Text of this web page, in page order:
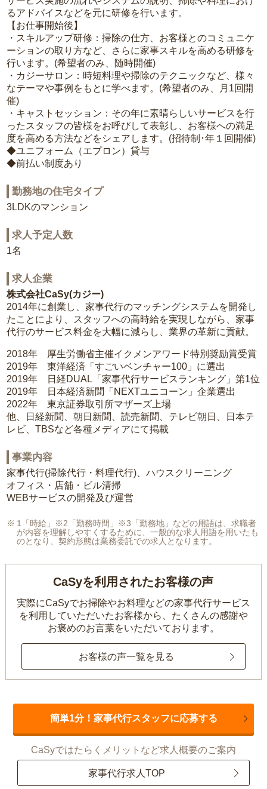
るアドバイスなどを元に研修を行います。
【お仕事開始後】
・スキルアップ研修：掃除の仕方、お客様とのコミュニケ
ーションの取り方など、さらに家事スキルを高める研修を
行います。(希望者のみ、随時開催)
・カジーサロン：時短料理や掃除のテクニックなど、様々
なテーマや事例をもとに学べます。(希望者のみ、月1回開
催)
・キャストセッション：その年に素晴らしいサービスを行
ったスタッフの皆様をお呼びして表彰し、お客様への満足
度を高める方法などをシェアします。(招待制･年１回開催)
◆ユニフォーム（エプロン）貸与
◆前払い制度あり
勤務地の住宅タイプ
3LDKのマンション
求人予定人数
1名
求人企業
株式会社CaSy(カジー)
2014年に創業し、家事代行のマッチングシステムを開発し
たことにより、スタッフへの高時給を実現しながら、家事
代行のサービス料金を大幅に減らし、業界の革新に貢献。
2018年 厚生労働省主催イクメンアワード特別奨励賞受賞
2019年 東洋経済「すごいベンチャー100」に選出
2019年 日経DUAL「家事代行サービスランキング」第1位
2019年 日本経済新聞「NEXTユニコーン」企業選出
2022年 東京証券取引所マザーズ上場
他、日経新聞、朝日新聞、読売新聞、テレビ朝日、日本テ
レビ、TBSなど各種メディアにて掲載
事業内容
家事代行(掃除代行・料理代行)、ハウスクリーニング
オフィス・店舗・ビル清掃
WEBサービスの開発及び運営
1「時給」※2「勤務時間」※3「勤務地」などの用語は、求職者
が内容を理解しやすくするために、一般的な求人用語を用いたも
のとなり、契約形態は業務委託での求人となります。
CaSyを利用されたお客様の声
実際にCaSyでお掃除やお料理などの家事代行サービス
を利用していただいたお客様から、 たくさんの感謝や
お褒めのお言葉をいただいております。
お客様の声一覧を見る
簡単1分！家事代行スタッフに応募する
CaSyではたらくメリットなど求人概要のご案内
家事代行求人TOP